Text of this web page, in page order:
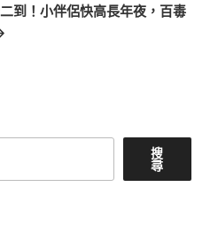
到！小伴侶快高長年夜，百毒
搜
尋